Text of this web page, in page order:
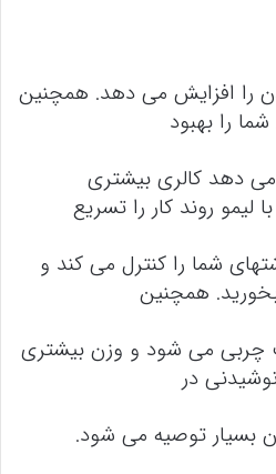
را افزایش می دهد. همچنین
را بهبود
دهد کالری بیشتری
روند کار را تسریع
شما را کنترل می کند و
همچنین
می شود و وزن بیشتری
در
توصیه می شود.